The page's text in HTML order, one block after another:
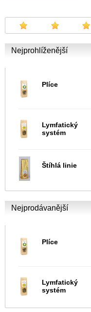
Nejprohlíženější
Plíce
Lymfatický
systém
Štíhlá linie
Nejprodávanější
Plíce
Lymfatický
systém